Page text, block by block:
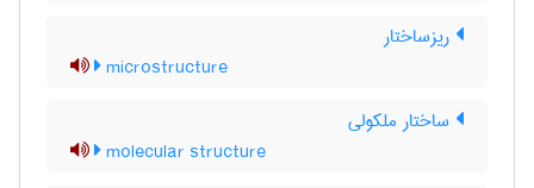
ریزساختار
microstructure
ساختار ملکولی
molecular structure